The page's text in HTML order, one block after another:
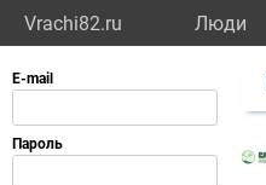
Vrachi82.ru Люди